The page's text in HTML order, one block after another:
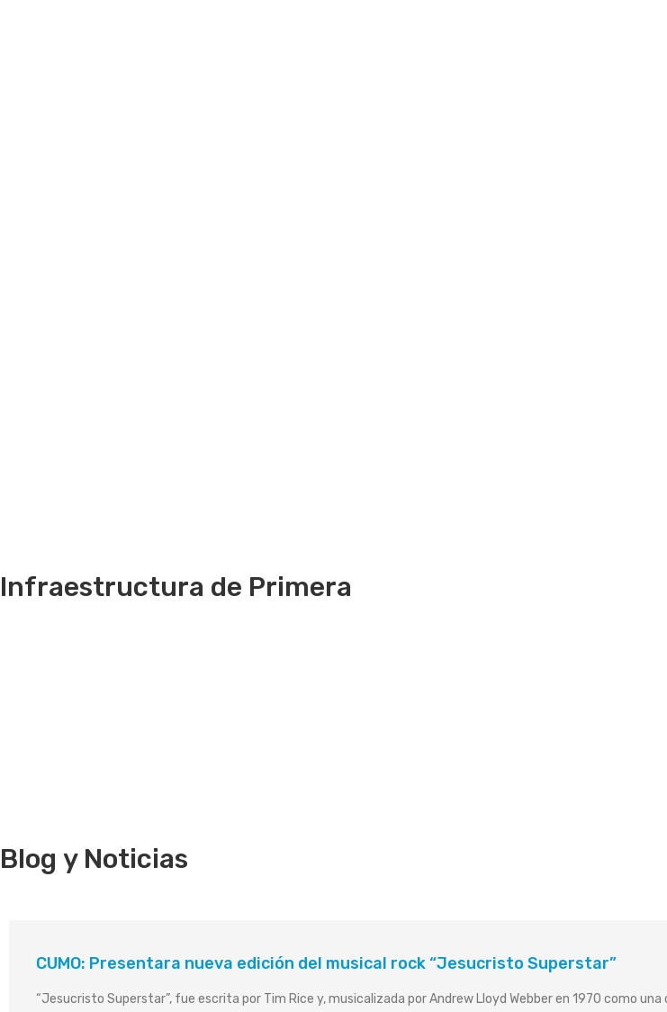
Infraestructura de Primera
Blog y Noticias
CUMO: Presentara nueva edición del musical rock “Jesucristo Superstar”
“Jesucristo Superstar”, fue escrita por Tim Rice y, musicalizada por Andrew Lloyd Webber en 1970 como